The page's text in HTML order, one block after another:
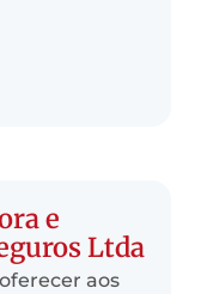
e
Ltda
aos